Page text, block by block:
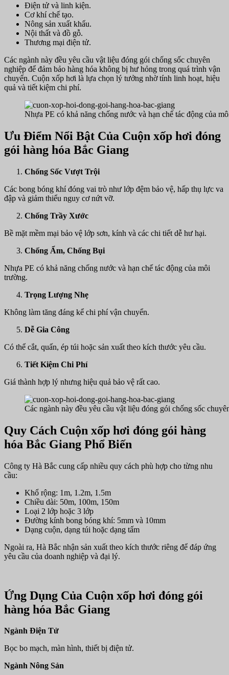
Điện tử và linh kiện.
Cơ khí chế tạo.
Nông sản xuất khẩu.
Nội thất và đồ gỗ.
Thương mại điện tử.
Các ngành này đều yêu cầu vật liệu đóng gói chống sốc chuyên
nghiệp để đảm bảo hàng hóa không bị hư hỏng trong quá trình vận
chuyển. Cuộn xốp hơi là lựa chọn lý tưởng nhờ tính linh hoạt, hiệu
quả và tiết kiệm chi phí.
Nhựa PE có khả năng chống nước và hạn chế tác động của
Ưu Điểm Nổi Bật Của Cuộn xốp hơi đóng
gói hàng hóa Bắc Giang
Chống Sốc Vượt Trội
Các bong bóng khí đóng vai trò như lớp đệm bảo vệ, hấp thụ lực va
đập và giảm thiểu nguy cơ nứt vỡ.
Chống Trầy Xước
Bề mặt mềm mại bảo vệ lớp sơn, kính và các chi tiết dễ hư hại.
Chống Ẩm, Chống Bụi
Nhựa PE có khả năng chống nước và hạn chế tác động của môi
trường.
Trọng Lượng Nhẹ
Không làm tăng đáng kể chi phí vận chuyển.
Dễ Gia Công
Có thể cắt, quấn, ép túi hoặc sản xuất theo kích thước yêu cầu.
Tiết Kiệm Chi Phí
Giá thành hợp lý nhưng hiệu quả bảo vệ rất cao.
Các ngành này đều yêu cầu vật liệu đóng gói chống sốc
Quy Cách Cuộn xốp hơi đóng gói hàng
hóa Bắc Giang Phổ Biến
Công ty Hà Bắc cung cấp nhiều quy cách phù hợp cho từng nhu
cầu:
Khổ rộng: 1m, 1.2m, 1.5m
Chiều dài: 50m, 100m, 150m
Loại 2 lớp hoặc 3 lớp
Đường kính bong bóng khí: 5mm và 10mm
Dạng cuộn, dạng túi hoặc dạng tấm
Ngoài ra, Hà Bắc nhận sản xuất theo kích thước riêng để đáp ứng
yêu cầu của doanh nghiệp và đại lý.
Ứng Dụng Của Cuộn xốp hơi đóng gói
hàng hóa Bắc Giang
Ngành Điện Tử
Bọc bo mạch, màn hình, thiết bị điện tử.
Ngành Nông Sản